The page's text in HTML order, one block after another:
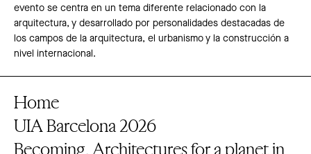
evento se centra en un tema diferente relacionado con la
arquitectura, y desarrollado por personalidades destacadas de
los campos de la arquitectura, el urbanismo y la construcción a
nivel internacional.
Home
UIA Barcelona 2026
Becoming. Architectures for a planet in